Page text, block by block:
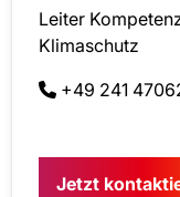
Leiter
Klimaschutz
+49 241
Jetzt